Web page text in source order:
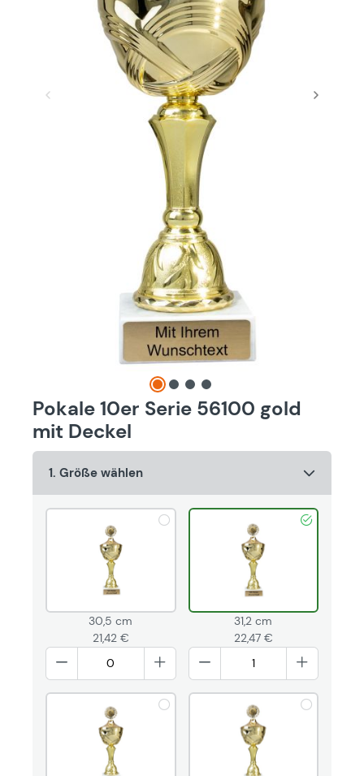
Pokale 10er Serie 56100 gold
mit Deckel
1. Größe wählen
30,5 cm
21,42 €
31,2 cm
22,47 €